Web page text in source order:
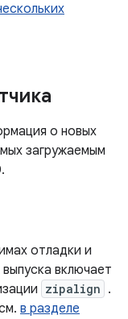
о новых
загружаемым
отладки и
включает
zipalign .
в разделе